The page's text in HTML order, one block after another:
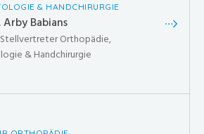
& HANDCHIRURGIE
Arby Babians
Orthopädie,
& Handchirurgie